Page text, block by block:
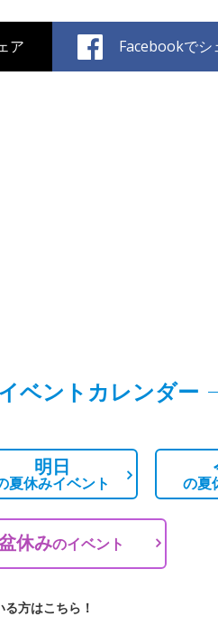
ア Facebookでシ
ベントカレンダー
明日
夏休みイベント の夏
休みのイベント
方はこちら！